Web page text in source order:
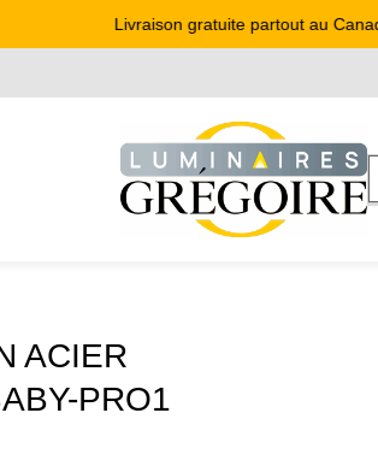
Livraison gratuite partout au Canada!
ACIER
PRO1